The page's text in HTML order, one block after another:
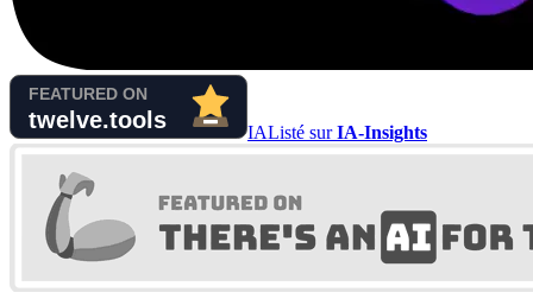
IAListé surIA-Insights